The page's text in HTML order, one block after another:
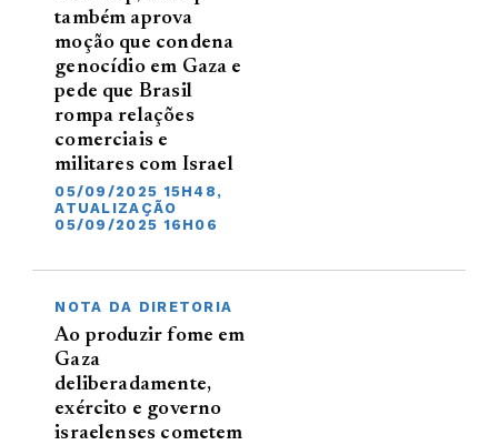
também aprova
moção que condena
genocídio em Gaza e
pede que Brasil
rompa relações
comerciais e
militares com Israel
05/09/2025 15H48,
ATUALIZAÇÃO
05/09/2025 16H06
NOTA DA DIRETORIA
Ao produzir fome em
Gaza
deliberadamente,
exército e governo
israelenses cometem